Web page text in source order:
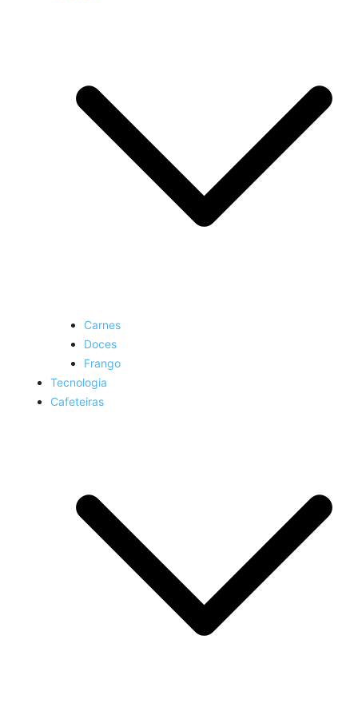
Carnes
Doces
Frango
Tecnologia
Cafeteiras